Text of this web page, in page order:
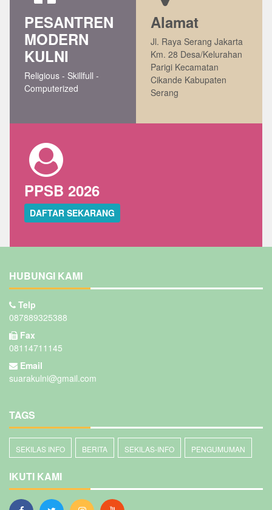
PESANTREN
MODERN
KULNI
Religious - Skillfull -
Computerized
Alamat
Jl. Raya Serang Jakarta
Km. 28 Desa/Kelurahan
Parigi Kecamatan
Cikande Kabupaten
Serang
PPSB 2026
DAFTAR SEKARANG
HUBUNGI KAMI
Telp
087889325388
Fax
08114711145
Email
suarakulni@gmail.com
TAGS
SEKILAS INFO BERITA SEKILAS-INFO PENGUMUMAN
IKUTI KAMI